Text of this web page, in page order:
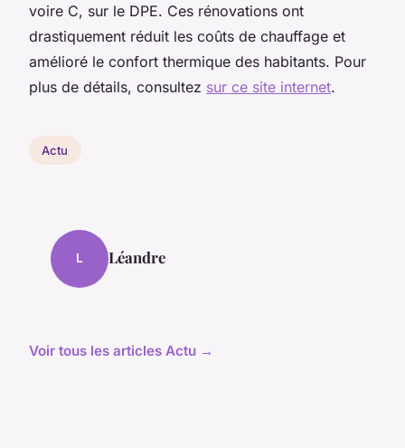
voire C, sur le DPE. Ces rénovations ont
drastiquement réduit les coûts de chauffage et
amélioré le confort thermique des habitants. Pour
plus de détails, consultez sur ce site internet.
Actu
L Léandre
Voir tous les articles Actu →